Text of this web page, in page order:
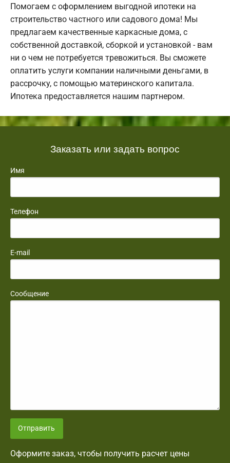
Помогаем с оформлением выгодной ипотеки на
строительство частного или садового дома! Мы
предлагаем качественные каркасные дома, с
собственной доставкой, сборкой и установкой - вам
ни о чем не потребуется тревожиться. Вы сможете
оплатить услуги компании наличными деньгами, в
рассрочку, с помощью материнского капитала.
Ипотека предоставляется нашим партнером.
Заказать или задать вопрос
Имя
Телефон
E-mail
Сообщение
Отправить
Оформите заказ, чтобы получить расчет цены